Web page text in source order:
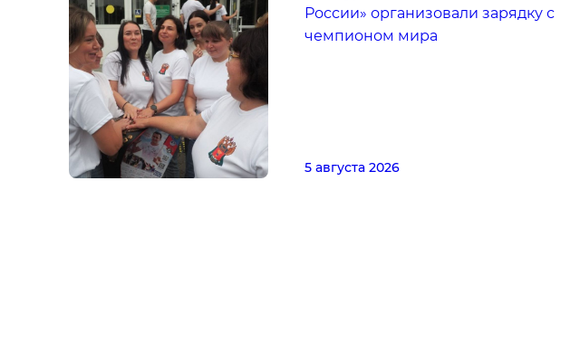
России» организовали зарядку с
чемпионом мира
5 августа 2026